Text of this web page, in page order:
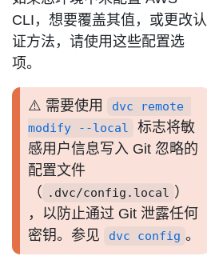
CLI，想要覆盖其值，或更改认
证方法，请使用这些配置选
项。
需要使用
dvc remote
modify --local
标志将敏
感用户信息写入 Git 忽略的
配置文件
（
.dvc/config.local ）
，以防止通过 Git 泄露任何
密钥。参见
dvc config 。